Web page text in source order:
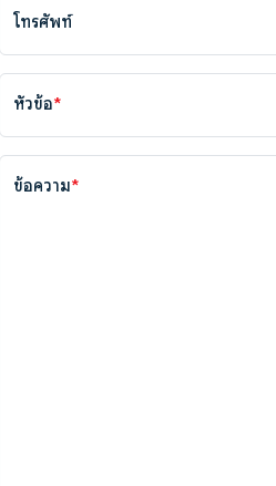
โทรศัพท์
หัวข้อ*
ข้อความ*